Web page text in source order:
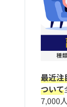
最近注
ついて
7,000